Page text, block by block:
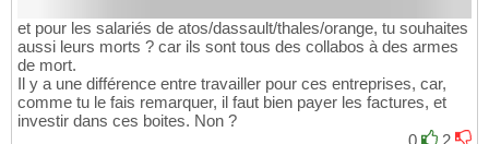
et pour les salariés de atos/dassault/thales/orange, tu souhaites
aussi leurs morts ? car ils sont tous des collabos à des armes
de mort.
Il y a une différence entre travailler pour ces entreprises, car,
comme tu le fais remarquer, il faut bien payer les factures, et
investir dans ces boites. Non ?
0
2